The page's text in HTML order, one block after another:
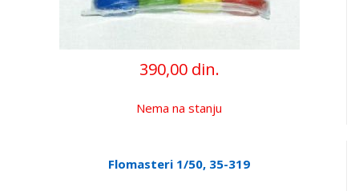
390,00 din.
Nema na stanju
Flomasteri 1/50, 35-319